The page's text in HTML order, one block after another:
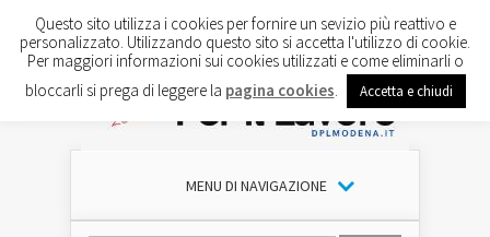
MENU DI NAVIGAZIONE
Questo sito utilizza i cookies per fornire un sevizio più reattivo e
personalizzato. Utilizzando questo sito si accetta l'utilizzo di cookie.
Per maggiori informazioni sui cookies utilizzati e come eliminarli o
bloccarli si prega di leggere la pagina cookies Accetta e chiudi